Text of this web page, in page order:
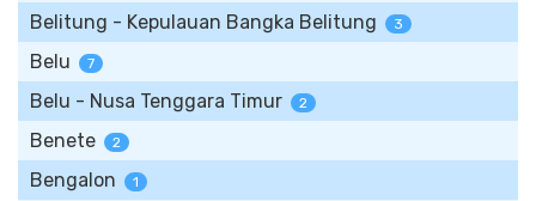
Belitung - Kepulauan Bangka Belitung 3
Belu 7
Belu - Nusa Tenggara Timur 2
Benete 2
Bengalon 1